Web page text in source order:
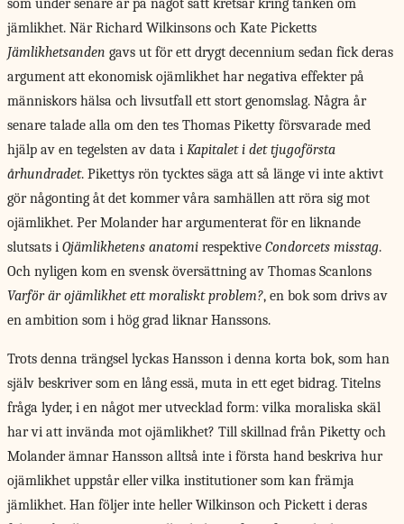
som under senare år på något sätt kretsar kring tanken om
jämlikhet. När Richard Wilkinsons och Kate Picketts
Jämlikhetsanden gavs ut för ett drygt decennium sedan fick deras
argument att ekonomisk ojämlikhet har negativa effekter på
människors hälsa och livsutfall ett stort genomslag. Några år
senare talade alla om den tes Thomas Piketty försvarade med
hjälp av en tegelsten av data i Kapitalet i det tjugoförsta
århundradet. Pikettys rön tycktes säga att så länge vi inte aktivt
gör någonting åt det kommer våra samhällen att röra sig mot
ojämlikhet. Per Molander har argumenterat för en liknande
slutsats i Ojämlikhetens anatomi respektive Condorcets misstag.
Och nyligen kom en svensk översättning av Thomas Scanlons
Varför är ojämlikhet ett moraliskt problem?, en bok som drivs av
en ambition som i hög grad liknar Hanssons.
Trots denna trängsel lyckas Hansson i denna korta bok, som han
själv beskriver som en lång essä, muta in ett eget bidrag. Titelns
fråga lyder, i en något mer utvecklad form: vilka moraliska skäl
har vi att invända mot ojämlikhet? Till skillnad från Piketty och
Molander ämnar Hansson alltså inte i första hand beskriva hur
ojämlikhet uppstår eller vilka institutioner som kan främja
jämlikhet. Han följer inte heller Wilkinson och Pickett i deras